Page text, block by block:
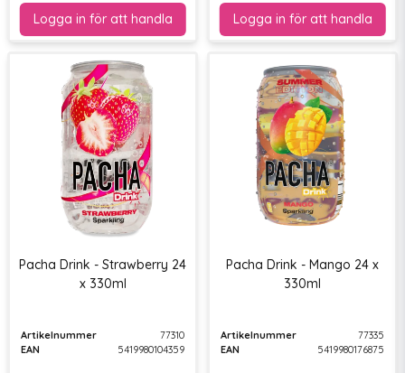
Pacha Drink - Strawberry 24
x 330ml
Artikelnummer
77310
EAN
5419980104359
Pacha Drink - Mango 24 x
330ml
Artikelnummer
77335
EAN
5419980176875